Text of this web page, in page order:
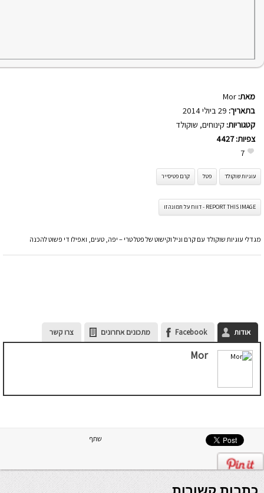
מאת: Mor
בתאריך:
קטגוריות: קינוחים, שוקולד
צפיות:4427
7
עוגיות שוקולד פטל קרם פטיסייר
REPORT THIS IMAGE - דווח על תמונה זו
מגדלי עוגיות שוקולד עם קרם וניל וקישוט של פטל טרי – יפה, טעים, ואפילו די פשוט להכנה
אודות Facebook מתכונים אחרונים צרו קשר
Mor
שתף